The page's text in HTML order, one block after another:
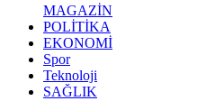
MAGAZİN
POLİTİKA
EKONOMİ
Spor
Teknoloji
SAĞLIK